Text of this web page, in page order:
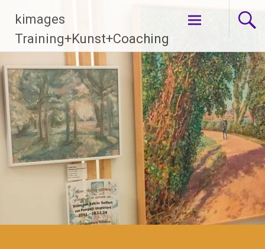
Inhalt
springen
kimages
Training+Kunst+Coaching